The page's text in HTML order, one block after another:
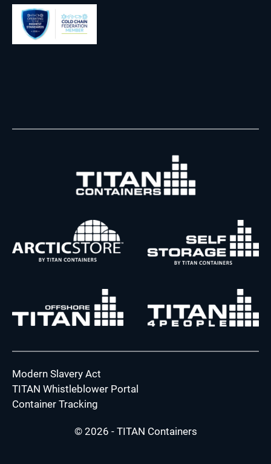
Modern Slavery Act
TITAN Whistleblower Portal
Container Tracking
© 2026 - TITAN Containers